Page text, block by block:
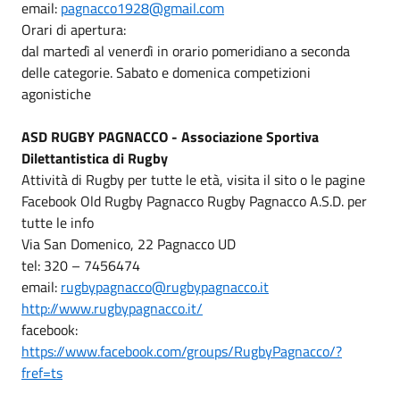
email: pagnacco1928@gmail.com
Orari di apertura:
dal martedì al venerdì in orario pomeridiano a seconda
delle categorie. Sabato e domenica competizioni
agonistiche
ASD RUGBY PAGNACCO - Associazione Sportiva
Dilettantistica di Rugby
Attività di Rugby per tutte le età, visita il sito o le pagine
Facebook Old Rugby Pagnacco Rugby Pagnacco A.S.D. per
tutte le info
Via San Domenico, 22 Pagnacco UD
tel: 320 – 7456474
email: rugbypagnacco@rugbypagnacco.it
http://www.rugbypagnacco.it/
facebook:
https://www.facebook.com/groups/RugbyPagnacco/?
fref=ts